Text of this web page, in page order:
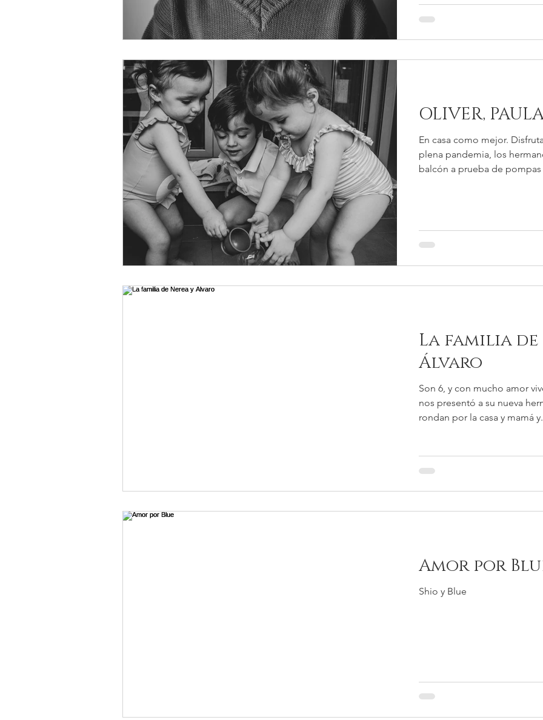
OLIVER,
En casa como mejor.
plena pandemia, los
balcón a prueba de pompas
La familia de
Álvaro
Son 6, y con mucho amor
nos presentó a su nueva
rondan por la casa y mamá
Amor por
Shio y Blue